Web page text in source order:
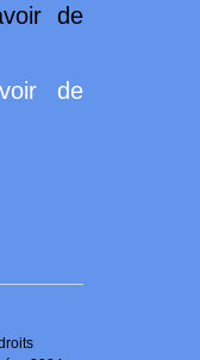
de